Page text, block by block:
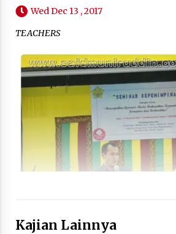
Wed Dec 13 , 2017
TEACHERS
Kajian Lainnya